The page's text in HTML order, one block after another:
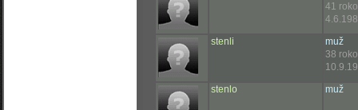
41
stenli
muž
38
stenlo
muž